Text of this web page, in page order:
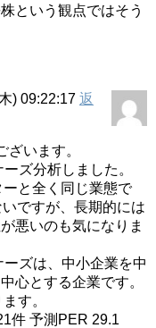
という観点ではそう
) 09:22:17 返
います。
ズ分析しました。
と全く同じ業態で
ですが、長期的には
悪いのも気になりま
ズは、中小企業を中
心とする企業です。
す。
件 予測PER 29.1